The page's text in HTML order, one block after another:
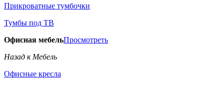
Прикроватные тумбочки
Тумбы под ТВ
Офисная мебельПросмотреть
Назад к Мебель
Офисные кресла